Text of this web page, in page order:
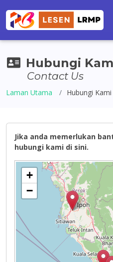
Hubungi
Contact Us
Laman Utama Hubungi Kami
Jika anda memerlukan
hubungi kami di sini.